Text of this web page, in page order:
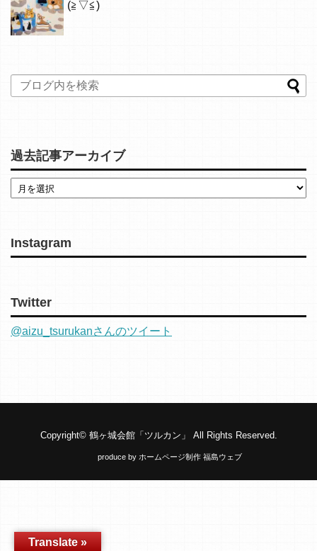
(≧▽≦)
過去記事アーカイブ
Instagram
Twitter
@aizu_tsurukanさんのツイート
Copyright© 鶴ヶ城会館「ツルカン」 All Rights Reserved.
produce by ホームページ制作 福島ウェブ
Translate »